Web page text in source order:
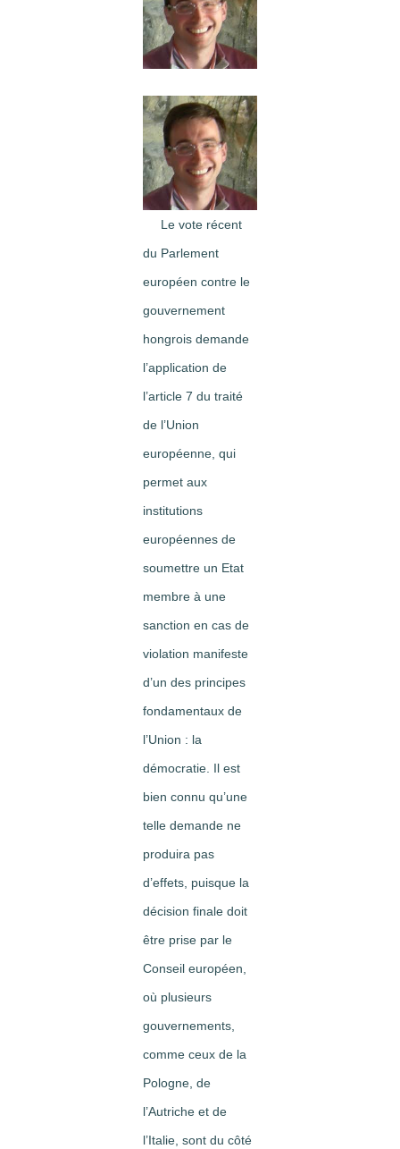
Image
Le vote récent
du Parlement
européen contre le
gouvernement
hongrois demande
l’application de
l’article 7 du traité
de l’Union
européenne, qui
permet aux
institutions
européennes de
soumettre un Etat
membre à une
sanction en cas de
violation manifeste
d’un des principes
fondamentaux de
l’Union : la
démocratie. Il est
bien connu qu’une
telle demande ne
produira pas
d’effets, puisque la
décision finale doit
être prise par le
Conseil européen,
où plusieurs
gouvernements,
comme ceux de la
Pologne, de
l’Autriche et de
l’Italie, sont du côté